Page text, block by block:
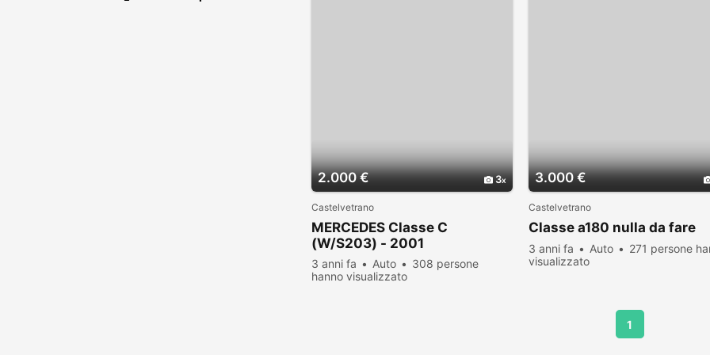
2.000 € 3
Castelvetrano
MERCEDES Classe C
(W/S203) - 2001
3 anni fa Auto
308 persone
hanno visualizzato
3.000 €
Castelvetrano
Classe a180 nulla da fare
3 anni fa Auto
271 persone
visualizzato
1